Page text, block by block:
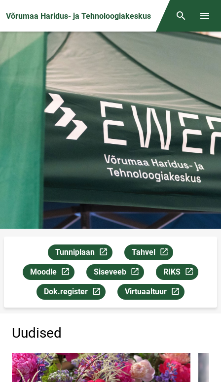
Võrumaa Haridus- ja Tehnoloogiakeskus Otsing
Front page
Tunniplaan
Link avaneb uuel leheküljel
Tahvel
Link avaneb uuel
Moodle
Link avaneb uuel leheküljel
Siseveeb
Link avaneb uuel leheküljel
RIKS
Link avaneb
Dok.register
Link avaneb uuel leheküljelVirtuaaltuur
Link avaneb uuel leheküljel
Uudised